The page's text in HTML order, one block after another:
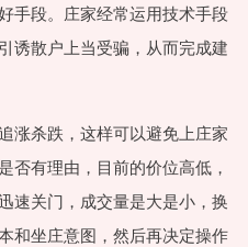
手段。庄家经常运用技术手段
诱散户上当受骗，从而完成建
涨杀跌，这样可以避免上庄家
否有理由，目前的价位高低，
速关门，成交量是大是小，换
和坐庄意图，然后再决定操作